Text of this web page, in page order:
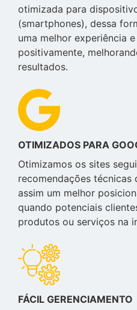
otimizada para
(smartphones), dessa
uma melhor experiência
positivamente,
resultados.
OTIMIZADOS PARA
Otimizamos os sites
recomendações técnicas
assim um melhor
quando potenciais
produtos ou serviços na
FÁCIL GERENCIAMENTO